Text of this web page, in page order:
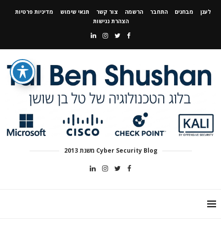
לענן מבחנים התחבר הרשמה צור קשר תנאי שימוש
מדיניות פרטיות
הצהרת נגישות
Cyber Security Blog משנת 2013